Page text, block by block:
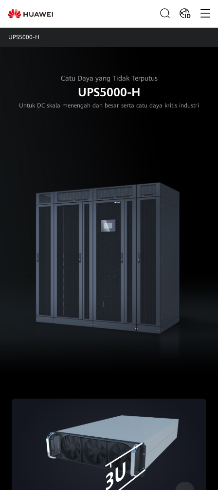
ID
UPS5000-H
Catu Daya yang Tidak Terputus
UPS5000-H
Untuk DC skala menengah dan besar serta catu daya kritis industri